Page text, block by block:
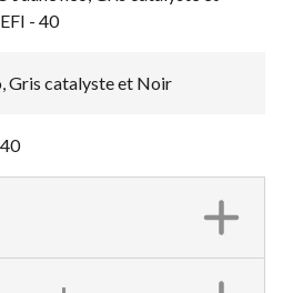
- 40
Gris catalyste et Noir